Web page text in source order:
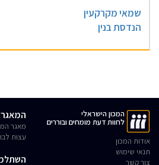
שמאי מקרקעין
הנדסת בנין
המכון הישראלי
לחוות דעת מומחים ובוררים
אודות המכון
תנאי שימוש
צור קשר
המאגר
מאגר
עצות